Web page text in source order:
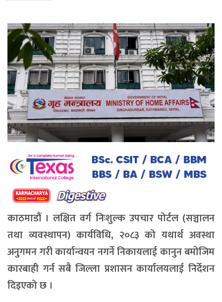
काठमाडौं । लक्षित वर्ग निःशुल्क उपचार पोर्टल (सञ्चालन
तथा व्यवस्थापन) कार्यविधि, २०८३ को यथार्थ अवस्था
अनुगमन गरी कार्यान्वयन नगर्ने निकायलाई कानुन बमोजिम
कारबाही गर्न सबै जिल्ला प्रशासन कार्यालयलाई निर्देशन
दिइएको छ ।